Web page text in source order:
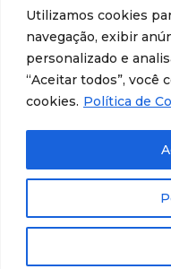
Utilizamos cookies
navegação, exibir
personalizado e
“Aceitar todos”, você
cookies. Política de
Carreiras
Contratações
Equidade étnico-
Equidade para
Gestão de
Transparência de